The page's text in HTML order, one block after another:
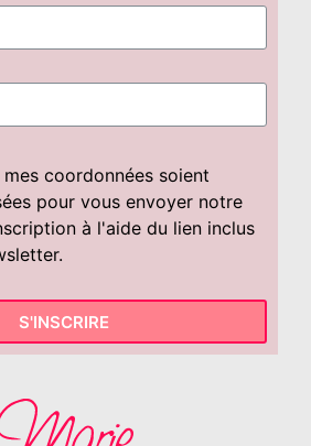
coordonnées soient
pour vous envoyer notre
à l'aide du lien inclus
S'INSCRIRE